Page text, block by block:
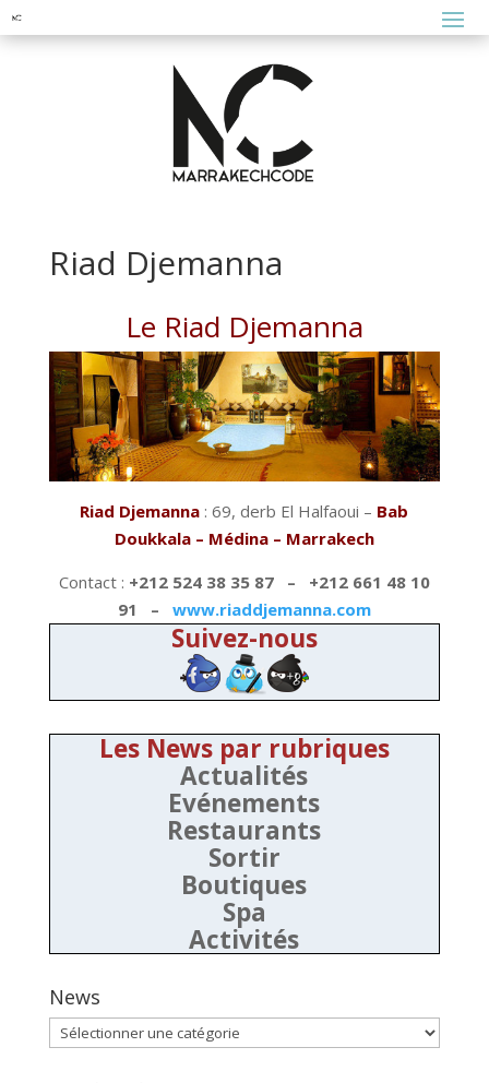
Riad Djemanna
Le Riad Djemanna
Riad Djemanna : 69, derb El Halfaoui – Bab
Doukkala – Médina – Marrakech
Contact : +212 524 38 35 87 – +212 661 48 10
91 – www.riaddjemanna.com
Suivez-nous
Les News par rubriques
Actualités
Evénements
Restaurants
Sortir
Boutiques
Spa
Activités
News
News